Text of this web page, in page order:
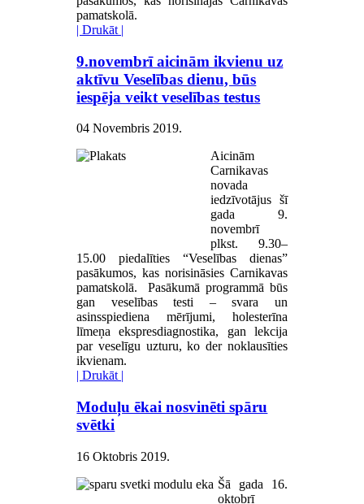
pamatskolā.
| Drukāt |
9.novembrī aicinām ikvienu uz
aktīvu Veselības dienu, būs
iespēja veikt veselības testus
04 Novembris 2019.
Aicinām
Carnikavas
novada
iedzīvotājus šī
gada 9.
novembrī
plkst. 9.30–
15.00 piedalīties “Veselības dienas”
pasākumos, kas norisināsies Carnikavas
pamatskolā. Pasākumā programmā būs
gan veselības testi – svara un
asinsspiediena mērījumi, holesterīna
līmeņa ekspresdiagnostika, gan lekcija
par veselīgu uzturu, ko der noklausīties
ikvienam.
| Drukāt |
Moduļu ēkai nosvinēti spāru
svētki
16 Oktobris 2019.
Šā gada 16.
oktobrī